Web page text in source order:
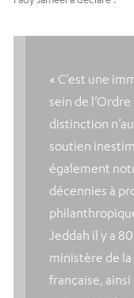
« C’est une
sein de
distinction
soutien
également
décennies à
Jeddah il y a
ministère de
française, ainsi